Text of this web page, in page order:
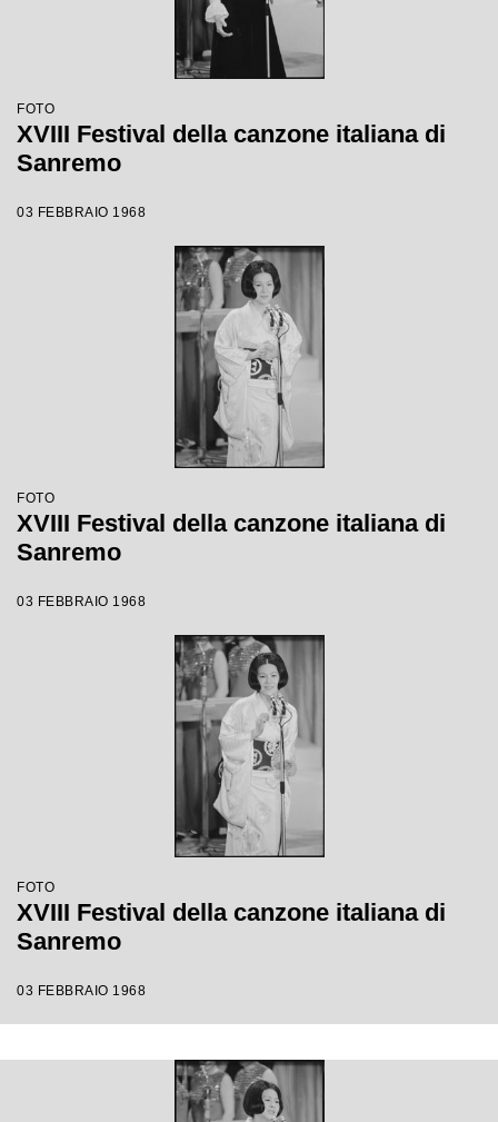
FOTO
XVIII Festival della canzone italiana di
Sanremo
03 FEBBRAIO 1968
FOTO
XVIII Festival della canzone italiana di
Sanremo
03 FEBBRAIO 1968
FOTO
XVIII Festival della canzone italiana di
Sanremo
03 FEBBRAIO 1968